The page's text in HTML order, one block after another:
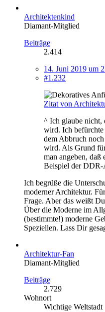
Architektenkind
Diamant-Mitglied
Beiträge
2.414
14. Juni 2019 um
#1.232
Zitat von
^ Ich glaube nicht,
wird. Ich befürchte
dem Abbruch
wird. Als Grund
man angeben, daß
Beispiel der DDR-
Ich begrüße die
moderner Architektur.
Frage. Aber das weißt
Über die Moderne im
(bestimmte!) moderne
Speziellen. Lass Dir
Architektur-Fan
Diamant-Mitglied
Beiträge
2.729
Wohnort
Wichtige Weltstadt